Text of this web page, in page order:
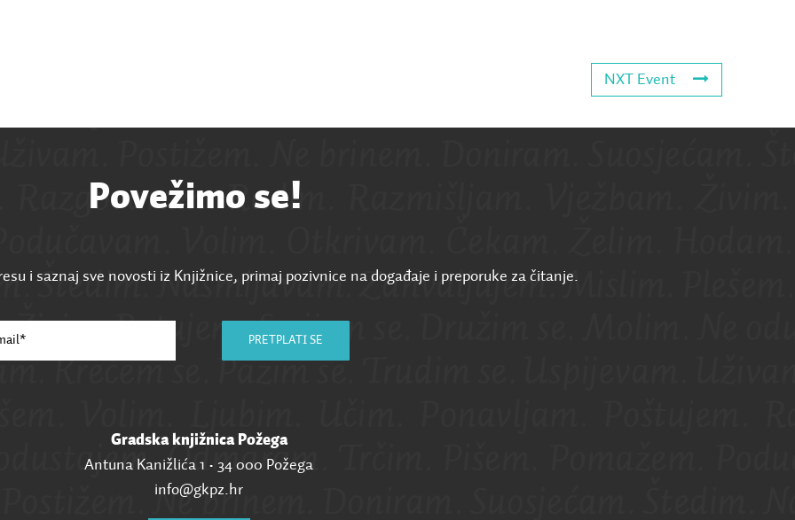
NXT Event
Povežimo se!
i saznaj sve novosti iz Knjižnice, primaj pozivnice na događaje i preporuke za čitanje.
PRETPLATI SE
Gradska knjižnica Požega
Antuna Kanižlića 1 • 34 000 Požega
info@gkpz.hr